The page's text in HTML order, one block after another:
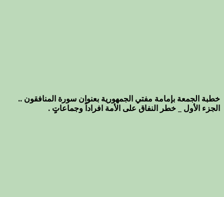
خطبة الجمعة بإمامة مفتي الجمهورية بعنوان سورة المنافقون ..
الجزء الأول _ خطر النفاق على الأمة افراداً وجماعاتٍ .